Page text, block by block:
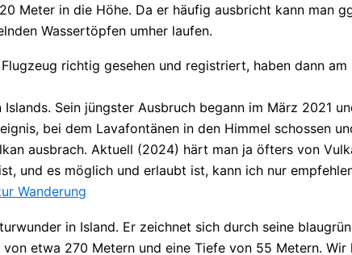
Meter in die Höhe. Da er häufig ausbricht kann man
Wassertöpfen umher laufen.
richtig gesehen und registriert, haben dann
Sein jüngster Ausbruch begann im März 2021
bei dem Lavafontänen in den Himmel schossen
ausbrach. Aktuell (2024) härt man ja öfters von
und es möglich und erlaubt ist, kann ich nur
Wanderung
in Island. Er zeichnet sich durch seine
etwa 270 Metern und eine Tiefe von 55 Metern.